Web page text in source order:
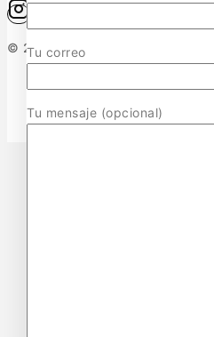
© 2026 Surmaquetas
Tu correo
Tu mensaje (opcional)